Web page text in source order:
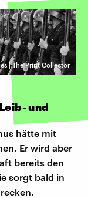
| The Print Collector
und
hätte mit
Er wird aber
bereits den
sorgt bald in